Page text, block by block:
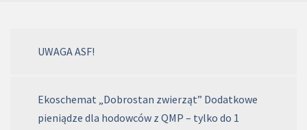
UWAGA ASF!
Ekoschemat „Dobrostan zwierząt” Dodatkowe
pieniądze dla hodowców z QMP – tylko do 1